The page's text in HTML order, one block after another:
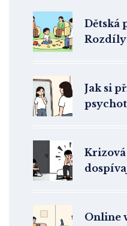
Dětská
Jak si
Online